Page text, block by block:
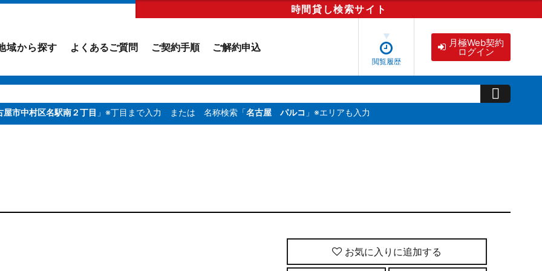
時間貸し検索サイト
域から探す よくあるご質問 ご契約手順 ご解約申込
閲覧履歴
月極Web契約
ログイン
屋市中村区名駅南２丁目 」※丁目まで入力 または 名称検索「名古屋 パルコ 」※エリアも入力
お気に入りに追加